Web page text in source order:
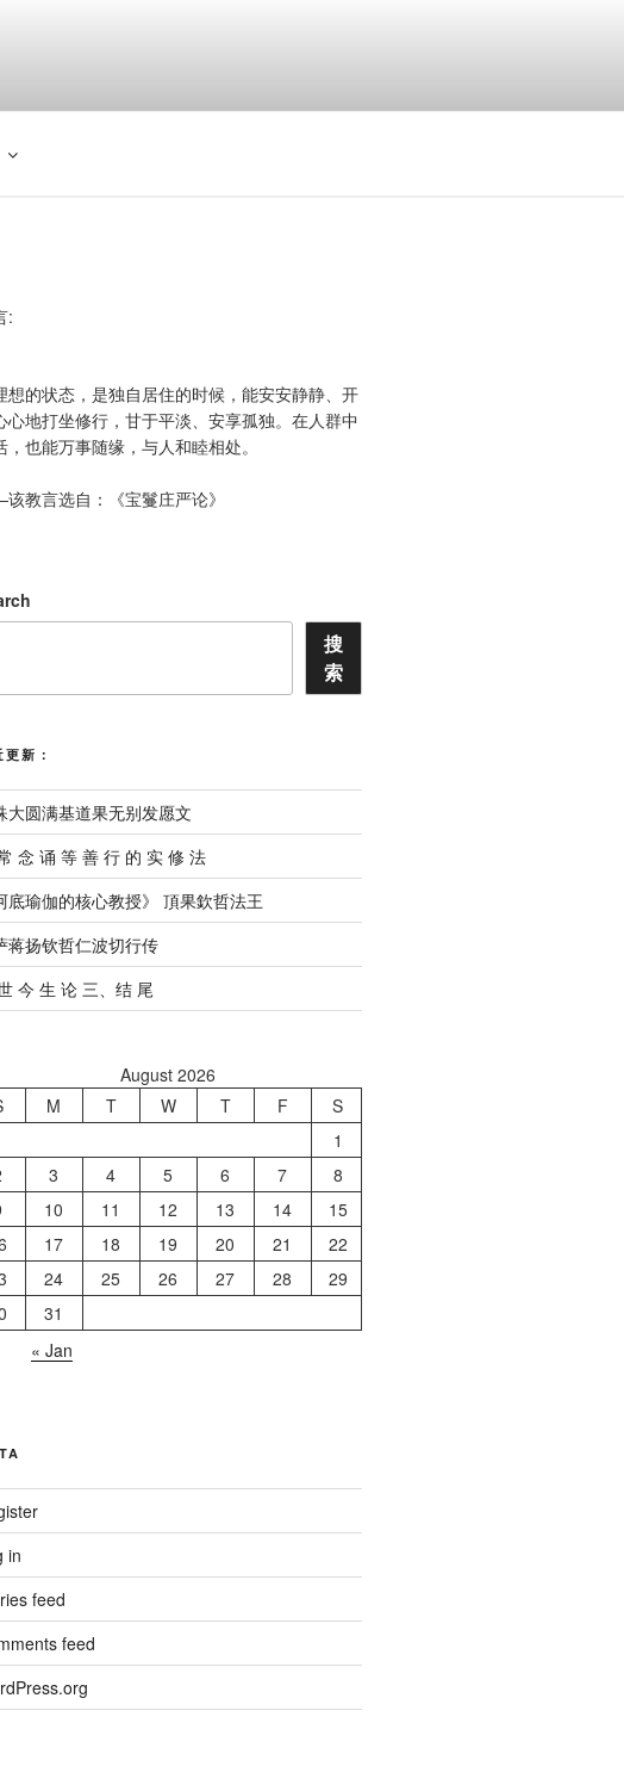
:
想的状态，是独自居住的时候，能安安静静、开
心地打坐修行，甘于平淡、安享孤独。在人群中
，也能万事随缘，与人和睦相处。
教言选自：《宝鬘庄严论》
搜
索
更新：
大圆满基道果无别发愿文
念 诵 等 善 ⾏ 的 实 修 法
底瑜伽的核心教授》 頂果欽哲法王
蒋扬钦哲仁波切行传
今 生 论 三、结 尾
August 2026
M T W T F
S
1
3 4 5 6 7
8
10 11 12 13 14
15
17 18 19 20 21
22
24 25 26 27 28
29
31
« Jan
in
feed
feed